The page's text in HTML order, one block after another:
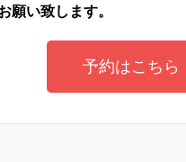
願い致します。
予約はこちら